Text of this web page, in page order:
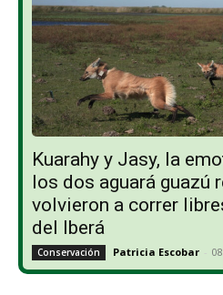
Kuarahy y Jasy, la
los dos aguará guazú
volvieron a correr
del Iberá
Conservación Patricia Escobar -